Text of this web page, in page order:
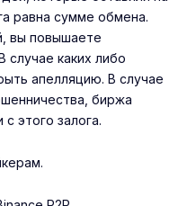
равна сумме обмена.
вы повышаете
случае каких либо
апелляцию. В случае
биржа
этого залога.